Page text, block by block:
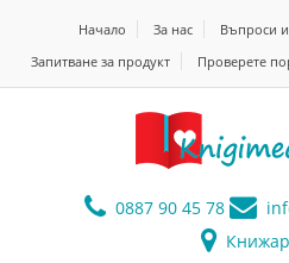
Начало За нас Въпроси
Запитване за продукт
Проверете
0887 90 45 78